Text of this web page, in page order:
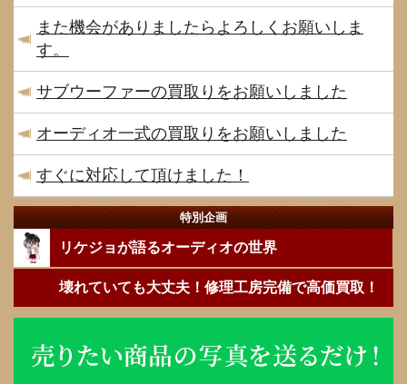
また機会がありましたらよろしくお願いしま
す。
サブウーファーの買取りをお願いしました
オーディオ一式の買取りをお願いしました
すぐに対応して頂けました！
特別企画
リケジョが語るオーディオの世界
壊れていても大丈夫！修理工房完備で高価買取！